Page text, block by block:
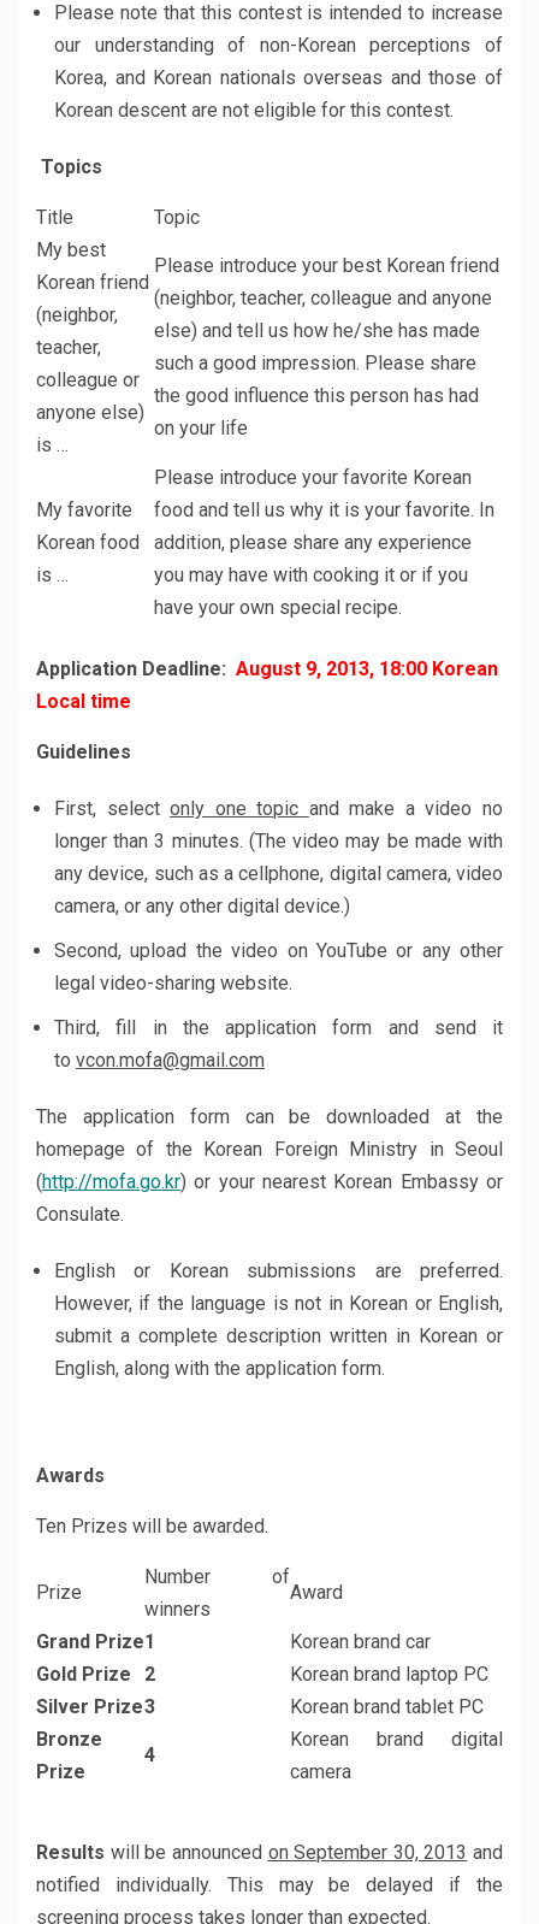
Please note that this contest is intended to increase
our understanding of non-Korean perceptions of
Korea, and Korean nationals overseas and those of
Korean descent are not eligible for this contest.
Topics
Title
Topic
My best
Korean friend
(neighbor,
teacher,
colleague or
anyone else)
is …
Please introduce your best Korean friend
(neighbor, teacher, colleague and anyone
else) and tell us how he/she has made
such a good impression. Please share
the good influence this person has had
on your life
My favorite
Korean food
is …
Please introduce your favorite Korean
food and tell us why it is your favorite. In
addition, please share any experience
you may have with cooking it or if you
have your own special recipe.
Application Deadline: August 9, 2013, 18:00 Korean
Local time
Guidelines
First, selectonly one topic and make a video no
longer than 3 minutes. (The video may be made with
any device, such as a cellphone, digital camera, video
camera, or any other digital device.)
Second, upload the video on YouTube or any other
legal video-sharing website.
Third, fill in the application form and send it
to vcon.mofa@gmail.com
The application form can be downloaded at the
homepage of the Korean Foreign Ministry in Seoul
(http://mofa.go.kr) or your nearest Korean Embassy or
Consulate.
English or Korean submissions are preferred.
However, if the language is not in Korean or English,
submit a complete description written in Korean or
English, along with the application form.
Awards
Ten Prizes will be awarded.
Prize
Number of
winners
Award
Grand Prize1
Korean brand car
Gold Prize
2
Korean brand laptop PC
Silver Prize3
Korean brand tablet PC
Bronze
Prize
4
Korean brand digital
camera
Results will be announced on September 30, 2013 and
notified individually. This may be delayed if the
screening process takes longer than expected.